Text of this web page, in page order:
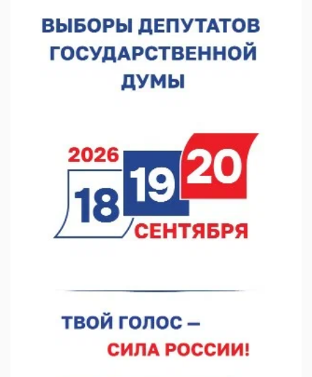
В Нижнем Новгороде отметили 70-летие Дня строителя
07.08.2026 12:04
В Нижегородской области созданы четыре ММЦ
07.08.2026 11:46